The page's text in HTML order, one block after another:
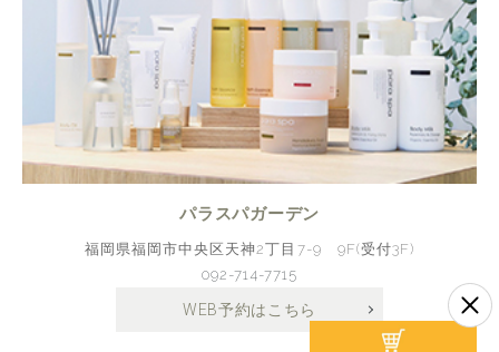
パラスパガーデン
福岡県福岡市中央区天神2丁目7-9 9F(受付3F)
092-714-7715
WEB予約はこちら